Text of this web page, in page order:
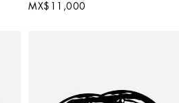
MX$11,000